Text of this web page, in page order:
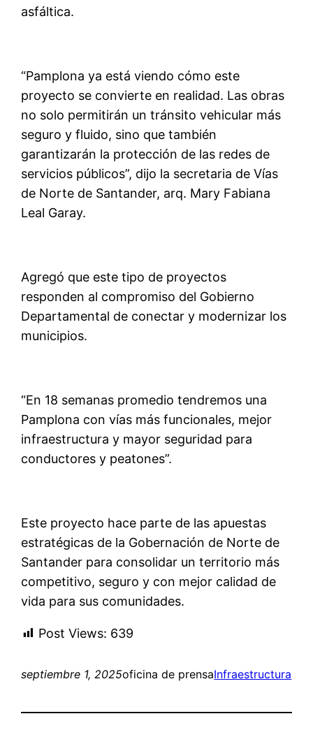
asfáltica.
“Pamplona ya está viendo cómo este
proyecto se convierte en realidad. Las obras
no solo permitirán un tránsito vehicular más
seguro y fluido, sino que también
garantizarán la protección de las redes de
servicios públicos”, dijo la secretaria de Vías
de Norte de Santander, arq. Mary Fabiana
Leal Garay.
Agregó que este tipo de proyectos
responden al compromiso del Gobierno
Departamental de conectar y modernizar los
municipios.
“En 18 semanas promedio tendremos una
Pamplona con vías más funcionales, mejor
infraestructura y mayor seguridad para
conductores y peatones”.
Este proyecto hace parte de las apuestas
estratégicas de la Gobernación de Norte de
Santander para consolidar un territorio más
competitivo, seguro y con mejor calidad de
vida para sus comunidades.
Post Views: 639
septiembre 1, 2025oficina de prensaInfraestructura